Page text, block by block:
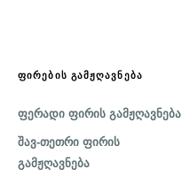
ᲤᲘᲠᲔᲑᲘᲡ ᲒᲐᲛᲟᲦᲐᲕᲜᲔᲑᲐ
ფერადი ფირის გამჟღავნება
შავ-თეთრი ფირის
გამჟღავნება